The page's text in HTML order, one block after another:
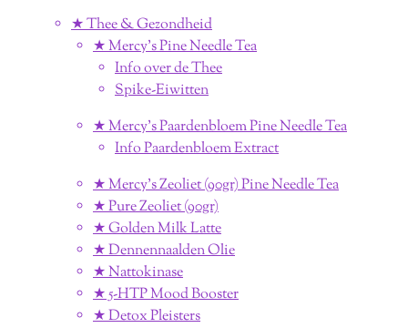
★ Thee & Gezondheid
★ Mercy's Pine Needle Tea
Info over de Thee
Spike-Eiwitten
★ Mercy's Paardenbloem Pine Needle Tea
Info Paardenbloem Extract
★ Mercy's Zeoliet (90gr) Pine Needle Tea
★ Pure Zeoliet (90gr)
★ Golden Milk Latte
★ Dennennaalden Olie
★ Nattokinase
★ 5-HTP Mood Booster
★ Detox Pleisters